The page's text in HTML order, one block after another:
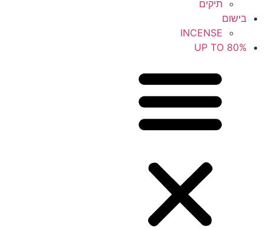
תיקים
בישום
INCENSE
UP TO 80%